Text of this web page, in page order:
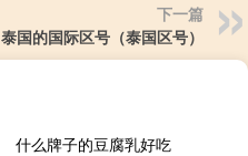
下一篇
泰国的国际区号（泰国区号）
什么牌子的豆腐乳好吃